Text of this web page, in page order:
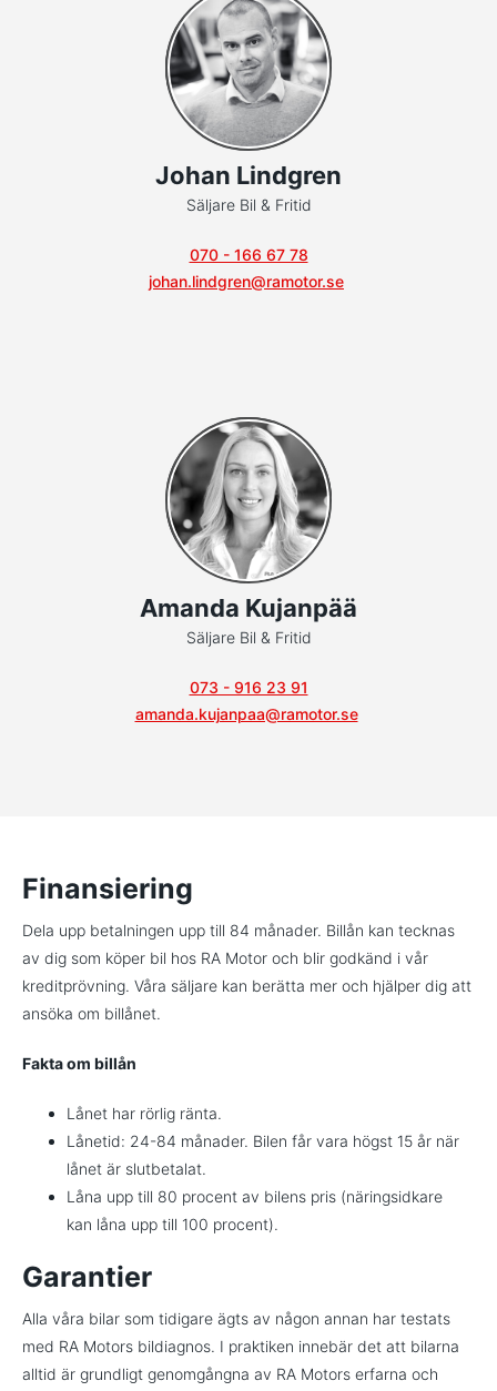
Johan Lindgren
Säljare Bil & Fritid
070 - 166 67 78
johan.lindgren@ramotor.se
Amanda Kujanpää
Säljare Bil & Fritid
073 - 916 23 91
amanda.kujanpaa@ramotor.se
Finansiering
Dela upp betalningen upp till 84 månader. Billån kan tecknas
av dig som köper bil hos RA Motor och blir godkänd i vår
kreditprövning. Våra säljare kan berätta mer och hjälper dig att
ansöka om billånet.
Fakta om billån
Lånet har rörlig ränta.
Lånetid: 24-84 månader. Bilen får vara högst 15 år när
lånet är slutbetalat.
Låna upp till 80 procent av bilens pris (näringsidkare
kan låna upp till 100 procent).
Garantier
Alla våra bilar som tidigare ägts av någon annan har testats
med RA Motors bildiagnos. I praktiken innebär det att bilarna
alltid är grundligt genomgångna av RA Motors erfarna och